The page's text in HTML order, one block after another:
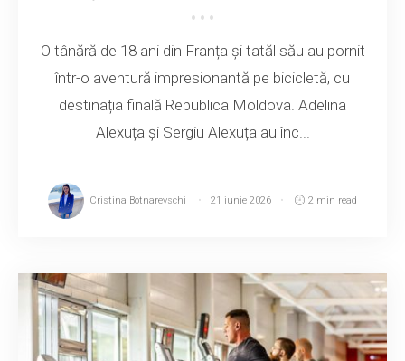
O tânără de 18 ani din Franța și tatăl său au pornit
într-o aventură impresionantă pe bicicletă, cu
destinația finală Republica Moldova. Adelina
Alexuța și Sergiu Alexuța au înc...
Cristina Botnarevschi 21 iunie 2026 2 min read